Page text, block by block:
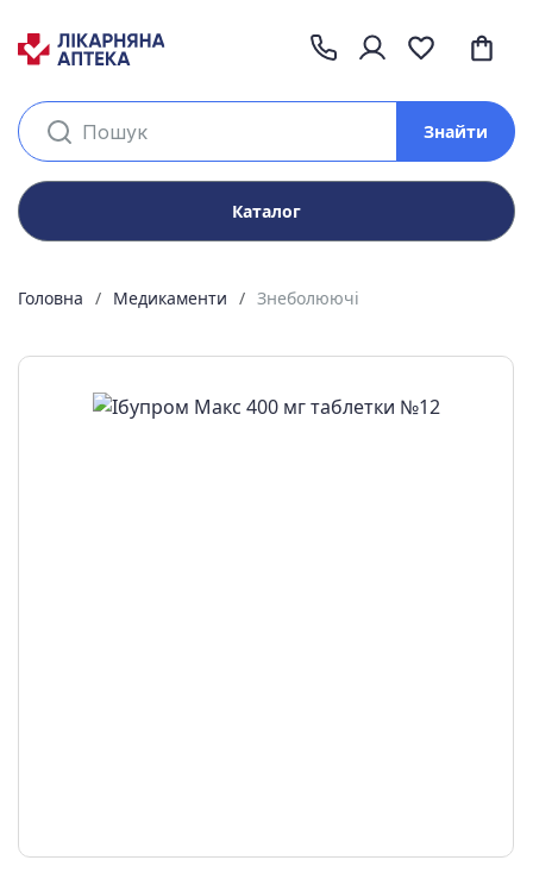
Каталог
Знайти
Головна Медикаменти Знеболюючі